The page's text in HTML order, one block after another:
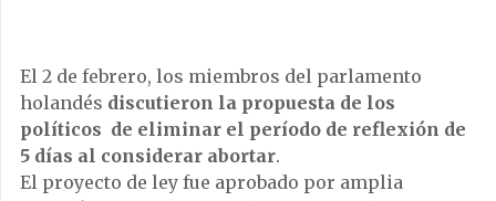
El 2 de febrero, los miembros del parlamento
holandés discutieron la propuesta de los
políticos de eliminar el período de reflexión de
5 días al considerar abortar.
El proyecto de ley fue aprobado por amplia